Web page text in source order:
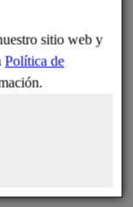
sitio web y
Política de